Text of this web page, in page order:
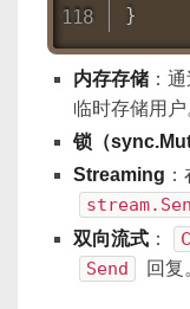
}
内存存储 ：
临时存储用户
锁（
Streaming
双向流式 ：
Send 回复